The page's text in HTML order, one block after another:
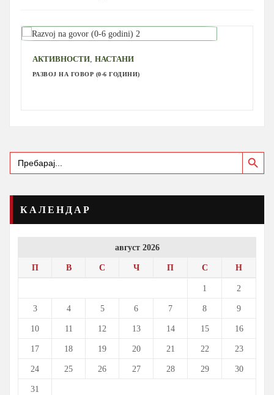
АКТИВНОСТИ, НАСТАНИ
РАЗВОЈ НА ГОВОР (0-6 ГОДИНИ)
Search
for:
Search Button
КАЛЕНДАР
август 2026
П В С Ч П С Н
1 2
3 4 5 6 7 8 9
10 11 12 13 14 15 16
17 18 19 20 21 22 23
24 25 26 27 28 29 30
31